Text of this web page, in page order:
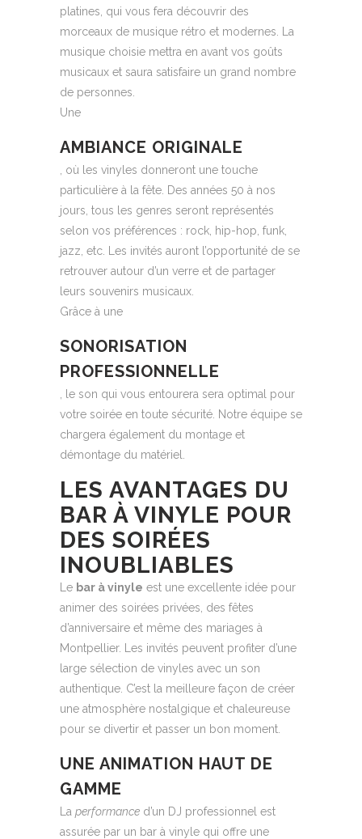
platines, qui vous fera découvrir des
morceaux de musique rétro et modernes. La
musique choisie mettra en avant vos goûts
musicaux et saura satisfaire un grand nombre
de personnes.
Une
AMBIANCE ORIGINALE
, où les vinyles donneront une touche
particulière à la fête. Des années 50 à nos
jours, tous les genres seront représentés
selon vos préférences : rock, hip-hop, funk,
jazz, etc. Les invités auront l’opportunité de se
retrouver autour d’un verre et de partager
leurs souvenirs musicaux.
Grâce à une
SONORISATION
PROFESSIONNELLE
, le son qui vous entourera sera optimal pour
votre soirée en toute sécurité. Notre équipe se
chargera également du montage et
démontage du matériel.
LES AVANTAGES DU
BAR À VINYLE POUR
DES SOIRÉES
INOUBLIABLES
Le bar à vinyle est une excellente idée pour
animer des soirées privées, des fêtes
d’anniversaire et même des mariages à
Montpellier. Les invités peuvent profiter d’une
large sélection de vinyles avec un son
authentique. C’est la meilleure façon de créer
une atmosphère nostalgique et chaleureuse
pour se divertir et passer un bon moment.
UNE ANIMATION HAUT DE
GAMME
La performance d’un DJ professionnel est
assurée par un bar à vinyle qui offre une